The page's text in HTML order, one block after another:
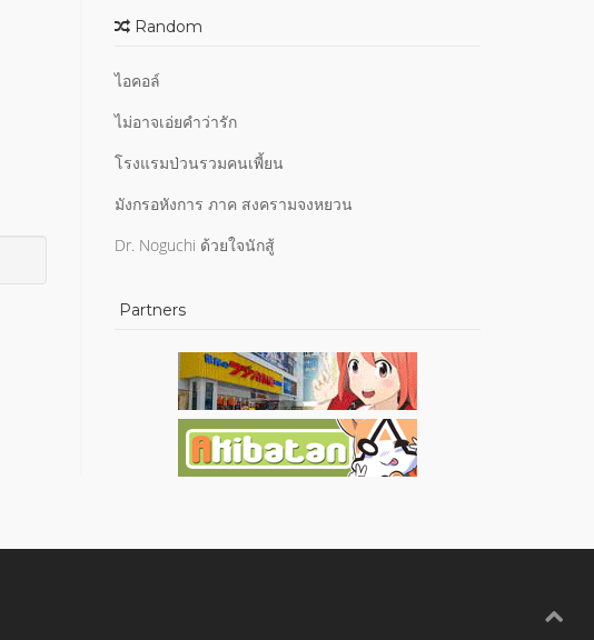
Random
ไอคอล์
ไม่อาจเอ่ยคำว่ารัก
โรงแรมป่วนรวมคนเพี้ยน
มังกรอหังการ ภาค สงครามจงหยวน
Dr. Noguchi ด้วยใจนักสู้
Partners